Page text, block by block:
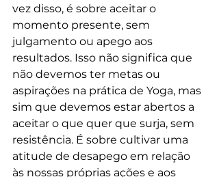
vez disso, é sobre aceitar o
momento presente, sem
julgamento ou apego aos
resultados. Isso não significa que
não devemos ter metas ou
aspirações na prática de Yoga, mas
sim que devemos estar abertos a
aceitar o que quer que surja, sem
resistência. É sobre cultivar uma
atitude de desapego em relação
às nossas próprias ações e aos